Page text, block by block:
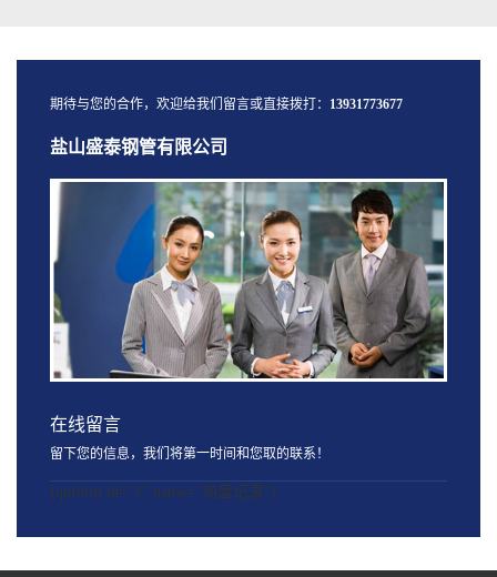
期待与您的合作，欢迎给我们留言或直接拨打： 13931773677
盐山盛泰钢管有限公司
在线留言
留下您的信息，我们将第一时间和您取的联系！
[quform id="1" name="询盘记录"]